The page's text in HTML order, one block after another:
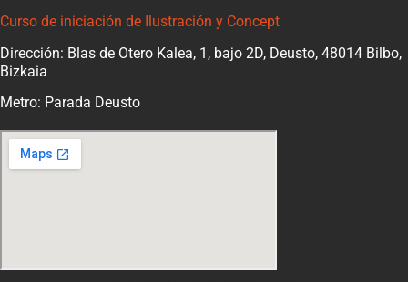
Curso de iniciación de Ilustración y Concept
Dirección: Blas de Otero Kalea, 1, bajo 2D, Deusto, 48014 Bilbo,
Bizkaia
Metro: Parada Deusto